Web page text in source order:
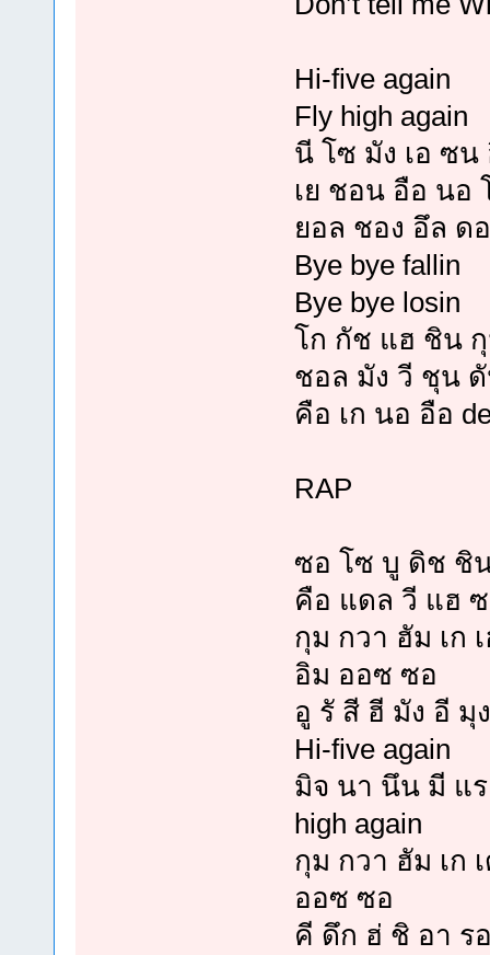
Hi-five again
Fly high again
นี โซ มัง เอ ซ
เย ชอน อือ นอ
ยอล ชอง อึล ด
Bye bye fallin
Bye bye losin
โก กัช แฮ ชิน
ชอล มัง วี ชุน
คือ เก นอ อือ
RAP
ซอ โซ บู ดิช ชิ
คือ แดล วี แฮ
กุม กวา ฮัม เก
อิม ออซ ซอ
อู รั สี ฮี มัง อี
Hi-five again
มิจ นา นึน มี แร
high again
กุม กวา ฮัม เก
ออซ ซอ
คี ดึก ฮ่ ชิ อา